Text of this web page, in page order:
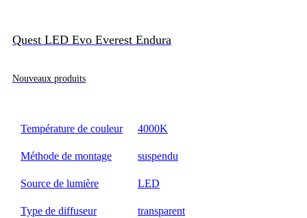
Quest LED Evo Everest Endura
Nouveaux produits
Température de couleur 4000K
Méthode de montage suspendu
Source de lumière LED
Type de diffuseur transparent